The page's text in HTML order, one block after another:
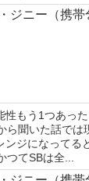
ジニー（携帯
性もう1つあっ
ら聞いた話では
ンジになってる
つてSBは全...